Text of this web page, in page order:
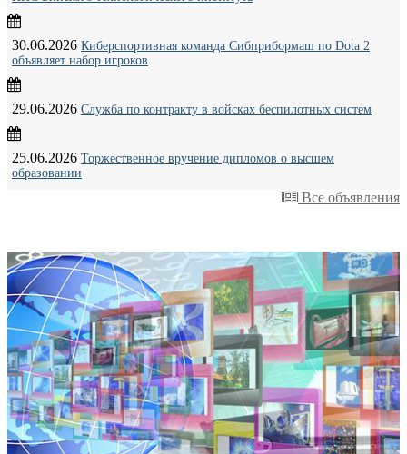
30.06.2026 Киберспортивная команда Сибприбормаш по Dota 2
объявляет набор игроков
29.06.2026 Служба по контракту в войсках беспилотных систем
25.06.2026 Торжественное вручение дипломов о высшем
образовании
Все объявления